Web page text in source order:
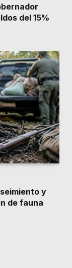
del 15%
y
de fauna